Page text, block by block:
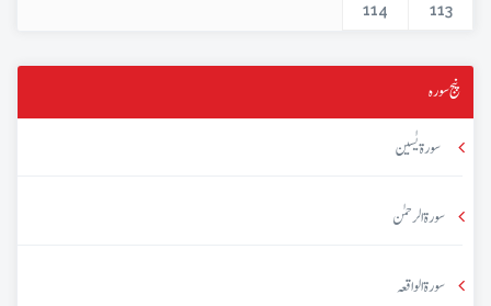
113
114
پنج سورہ
سورۃ یٰسین
سورۃ الرحمٰن
سورۃ الواقعہ